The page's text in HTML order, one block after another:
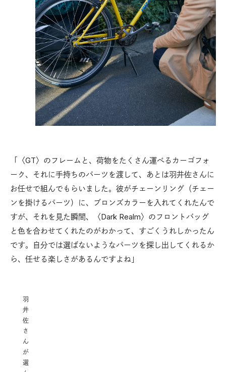
「〈GT〉のフレームと、荷物をたくさん運べるカーゴフォ
ーク、それに手持ちのパーツを渡して、あとは羽井佐さんに
お任せで組んでもらいました。彼がチェーンリング（チェー
ンを掛けるパーツ）に、ブロンズカラーを入れてくれたんで
すが、それを見た瞬間、〈Dark Realm〉のフロントバッグ
と色を合わせてくれたのがわかって、すごくうれしかったん
です。自分では選ばないようなパーツを探し出してくれるか
ら、任せる楽しさがあるんですよね」
羽
井
佐
さ
ん
が
選